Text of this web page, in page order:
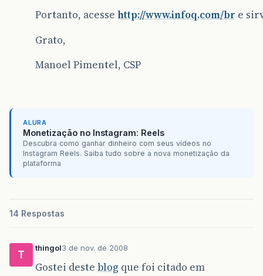
Portanto, acesse http://www.infoq.com/br e
Grato,
Manoel Pimentel, CSP
ALURA
Monetização no Instagram: Reels
Descubra como ganhar dinheiro com seus vídeos no
Instagram Reels. Saiba tudo sobre a nova monetização da
plataforma
14 Respostas
T
thingol3 de nov. de 2008
Gostei deste blog que foi citado em